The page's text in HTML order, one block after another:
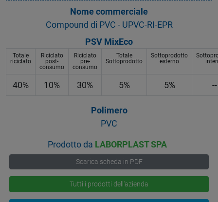
Nome commerciale
Compound di PVC - UPVC-RI-EPR
PSV MixEco
Totale
riciclato
Riciclato
post-
consumo
Riciclato
pre-
consumo
Totale
Sottoprodotto
Sottoprodotto
esterno
40% 10% 30% 5% 5% --
Polimero
PVC
Prodotto da LABORPLAST SPA
Scarica scheda in PDF
Tutti i prodotti dell'azienda